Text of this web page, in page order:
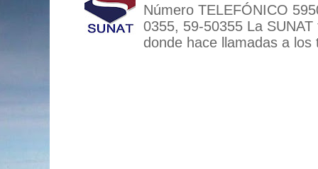
Número TELEFÓNICO
0355, 59-50355 La
donde hace llamadas a los